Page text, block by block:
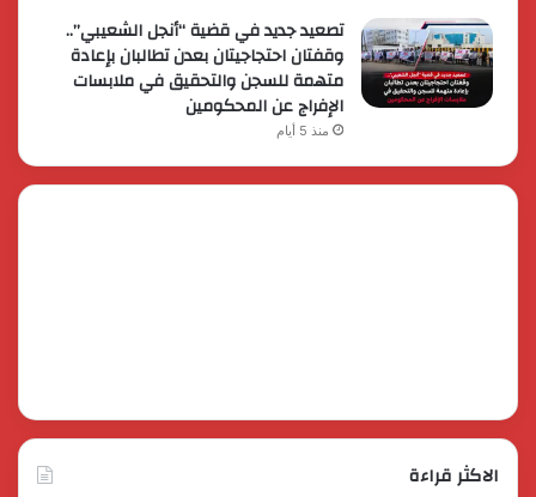
تصعيد جديد في قضية “أنجل الشعيبي”..
وقفتان احتجاجيتان بعدن تطالبان بإعادة
متهمة للسجن والتحقيق في ملابسات
الإفراج عن المحكومين
منذ 5 أيام
الاكثر قراءة